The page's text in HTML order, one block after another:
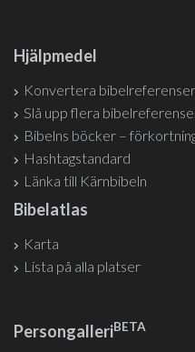
Hjälpmedel
Konvertera bibelreferenser
Slå upp flera
Bibelns böcker –
Hashtagstandard
Länka till Kärnbibeln
Bibelatlas
Karta
Lista på alla platser
PersongalleriBETA